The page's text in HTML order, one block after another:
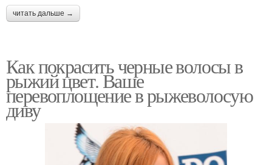
читать дальше →
Как покрасить черные волосы в
рыжий цвет. Ваше
перевоплощение в рыжеволосую
диву